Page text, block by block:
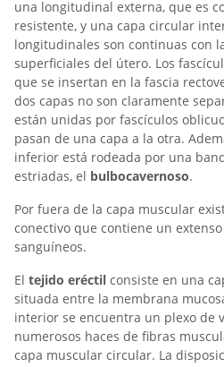
una longitudinal externa, que es
resistente, y una capa circular
longitudinales son continuas con
superficiales del útero. Los
que se insertan en la fascia
dos capas no son claramente
están unidas por fascículos
pasan de una capa a la otra.
inferior está rodeada por una
estriadas, el bulbocavernoso.
Por fuera de la capa muscular
conectivo que contiene un
sanguíneos.
El tejido eréctil consiste en una
situada entre la membrana
interior se encuentra un plexo de
numerosos haces de fibras
capa muscular circular. La